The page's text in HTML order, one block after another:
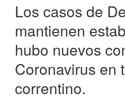
Los casos de
mantienen
hubo nuevos
Coronavirus en
correntino.